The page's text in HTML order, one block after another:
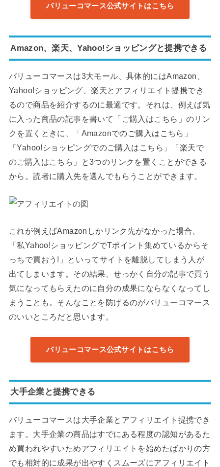
バリューコマース公式サイトはこちら
Amazon、楽天、Yahoo!ショッピングと提携できる
バリューコマースは3大モール、具体的にはAmazon、
Yahoo!ショッピング、楽天とアフィリエイト提携でき
るので商品を紹介するのに最適です。それは、例えば気
に入った商品の記事を書いて「ご購入はこちら」のリン
クを置くときに、「Amazonでのご購入はこちら」
「Yahoo!ショッピングでのご購入はこちら」「楽天で
のご購入はこちら」と3つのリンクを置くことができる
から。読者に購入先を選んでもらうことができます。
これが例えばAmazonしかリンク先がなかった場合、
「私Yahoo!ショッピングでTポイント集めているからそ
っちで買おう!」といってサイトを離脱してしまう人が
出てしまいます。その結果、せっかく自分の記事で買う
気になってもらえたのに自分の成果にならなくなってし
まうことも。そんなことを防げるのがバリューコマース
のいいところだと思います。
バリューコマース公式サイトはこちら
大手企業と提携できる
バリューコマースは大手企業とアフィリエイト提携でき
ます。大手企業の商品はすでにある程度の認知があるた
め買われやすいためアフィリエイトを始めたばかりの方
でも相対的に成果が出やすくスムーズにアフィリエイト